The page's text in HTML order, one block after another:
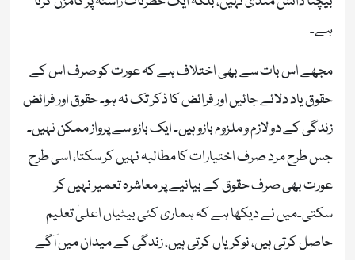
ہے۔
مجھے اس بات سے بھی اختلاف ہے کہ عورت کو صرف اس کے
حقوق یاد دلائے جائیں اور فرائض کا ذکر تک نہ ہو۔ حقوق اور فرائض
زندگی کے دو لازم و ملزوم بازو ہیں۔ ایک بازو سے پرواز ممکن نہیں۔
جس طرح مرد صرف اختیارات کا مطالبہ نہیں کر سکتا، اسی طرح
عورت بھی صرف حقوق کے بیانیے پر معاشرہ تعمیر نہیں کر
سکتی۔میں نے دیکھا ہے کہ ہماری کئی بیٹیاں اعلیٰ تعلیم
حاصل کرتی ہیں، نوکریاں کرتی ہیں، زندگی کے میدان میں آگے